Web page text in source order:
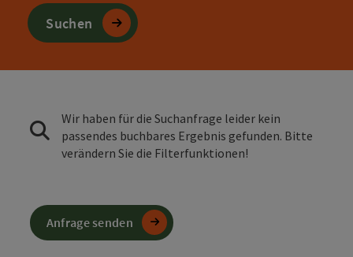
Suchen
Wir haben für die Suchanfrage leider kein
passendes buchbares Ergebnis gefunden. Bitte
verändern Sie die Filterfunktionen!
Anfrage senden